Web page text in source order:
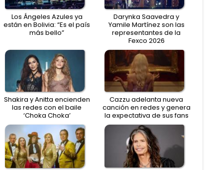
Los Ángeles Azules ya
están en Bolivia: “Es el país
más bello”
Darynka Saavedra y
Yamile Martínez son las
representantes de la
Fexco 2026
Shakira y Anitta encienden
las redes con el baile
‘Choka Choka’
Cazzu adelanta nueva
canción en redes y genera
la expectativa de sus fans